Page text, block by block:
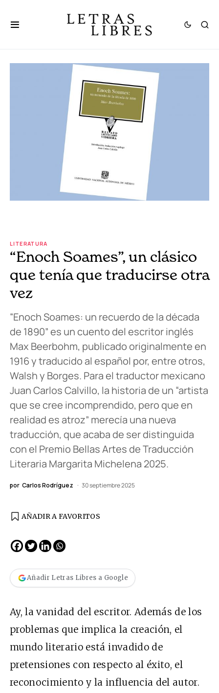
LITERATURA
“Enoch Soames”, un clásico
que tenía que traducirse otra
vez
“Enoch Soames: un recuerdo de la década
de 1890” es un cuento del escritor inglés
Max Beerbohm, publicado originalmente en
1916 y traducido al español por, entre otros,
Walsh y Borges. Para el traductor mexicano
Juan Carlos Calvillo, la historia de un “artista
que se cree incomprendido, pero que en
realidad es atroz” merecía una nueva
traducción, que acaba de ser distinguida
con el Premio Bellas Artes de Traducción
Literaria Margarita Michelena 2025.
por Carlos Rodríguez 30 septiembre 2025
AÑADIR A FAVORITOS
Añadir Letras Libres a Google
Ay, la vanidad del escritor. Además de los
problemas que implica la creación, el
mundo literario está invadido de
pretensiones con respecto al éxito, el
reconocimiento y la influencia del autor.